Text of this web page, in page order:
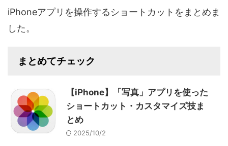
iPhoneアプリを操作するショートカットをまとめま
した。
まとめてチェック
【iPhone】「写真」アプリを使った
ショートカット・カスタマイズ技ま
とめ
2025/10/2